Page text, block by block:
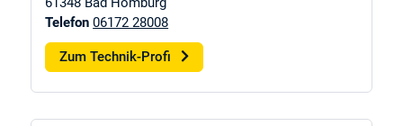
Telefon 06172 28008
Zum Technik-Profi